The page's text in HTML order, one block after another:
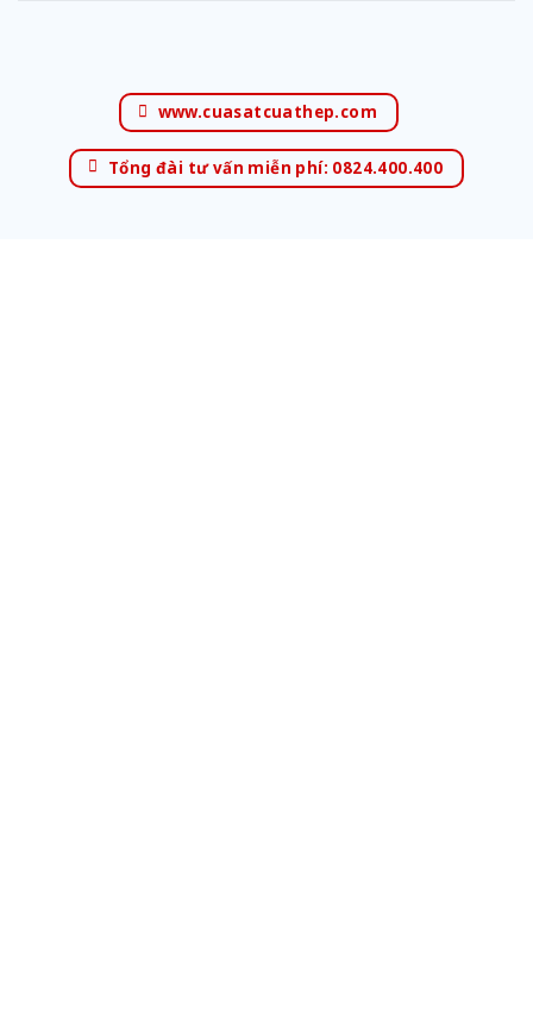
www.cuasatcuathep.com
Tổng đài tư vấn miễn phí: 0824.400.400